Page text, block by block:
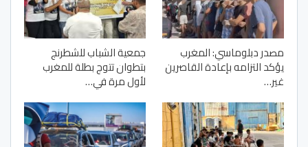
مصدر دبلوماسي: المغرب
يؤكد التزامه بإعادة القاصرين
غير…
جمعية الشباب للشطرنج
بتطوان تتوج بطلة للمغرب
لأول مرة في…